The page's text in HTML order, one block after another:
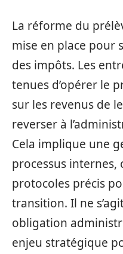
La réforme du
mise en place pour
des impôts. Les
tenues d’opérer le
sur les revenus de
reverser à
Cela implique une
processus internes,
protocoles précis
transition. Il ne
obligation
enjeu stratégique